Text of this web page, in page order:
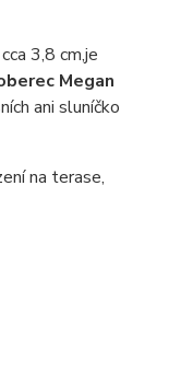
3,8 cm,je
Megan
ani sluníčko
na terase,